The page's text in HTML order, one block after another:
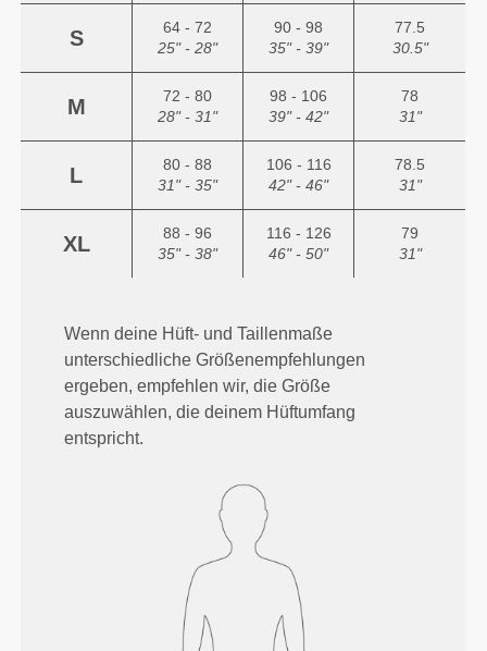
S
64 - 72
25" - 28"
90 - 98
35" - 39"
77.5
30.5"
M
72 - 80
28" - 31"
98 - 106
39" - 42"
78
31"
L
80 - 88
31" - 35"
106 - 116
42" - 46"
78.5
31"
XL
88 - 96
35" - 38"
116 - 126
46" - 50"
79
31"
Wenn deine Hüft- und Taillenmaße
unterschiedliche Größenempfehlungen
ergeben, empfehlen wir, die Größe
auszuwählen, die deinem Hüftumfang
entspricht.